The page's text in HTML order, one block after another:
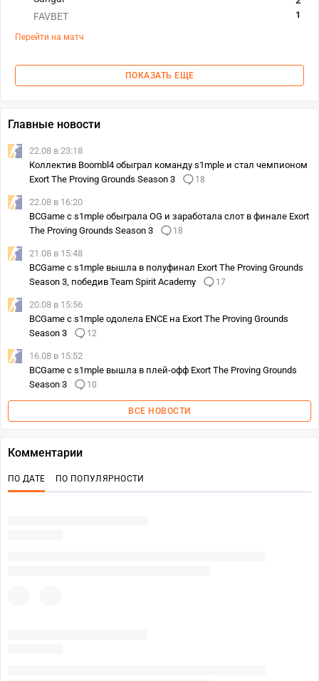
FAVBET
1
Перейти на матч
ПОКАЗАТЬ ЕЩЕ
Главные новости
22.08 в 23:18
Коллектив Boombl4 обыграл команду s1mple и стал чемпионом
Exort The Proving Grounds Season 3
18
22.08 в 16:20
BCGame с s1mple обыграла OG и заработала слот в финале Exort
The Proving Grounds Season 3
18
21.08 в 15:48
BCGame с s1mple вышла в полуфинал Exort The Proving Grounds
Season 3, победив Team Spirit Academy
17
20.08 в 15:56
BCGame с s1mple одолела ENCE на Exort The Proving Grounds
Season 3
12
16.08 в 15:52
BCGame с s1mple вышла в плей-офф Exort The Proving Grounds
Season 3
10
ВСЕ НОВОСТИ
Комментарии
ПО ДАТЕ ПО ПОПУЛЯРНОСТИ